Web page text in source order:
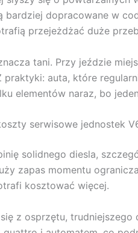
bardziej dopracowane w
przejeżdżać duże
tani. Przy jeździe
praktyki: auta, które
elementów naraz, bo
serwisowe jednostek
solidnego diesla,
zapas momentu
kosztować więcej.
z osprzętu,